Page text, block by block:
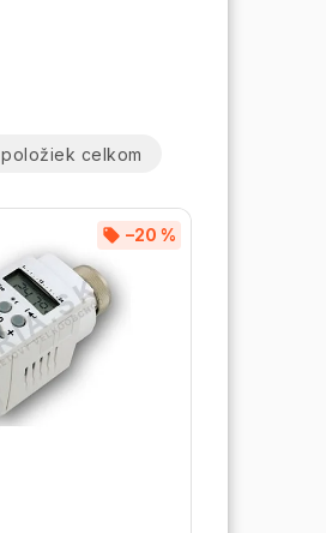
položiek celkom
–20 %